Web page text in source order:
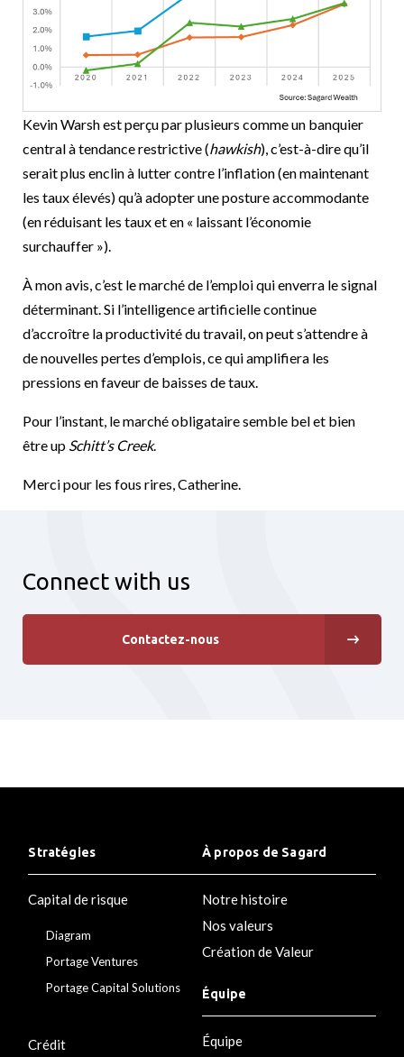
Kevin Warsh est perçu par plusieurs comme un banquier
central à tendance restrictive (hawkish), c’est-à-dire qu’il
serait plus enclin à lutter contre l’inflation (en maintenant
les taux élevés) qu’à adopter une posture accommodante
(en réduisant les taux et en « laissant l’économie
surchauffer »).
À mon avis, c’est le marché de l’emploi qui enverra le signal
déterminant. Si l’intelligence artificielle continue
d’accroître la productivité du travail, on peut s’attendre à
de nouvelles pertes d’emplois, ce qui amplifiera les
pressions en faveur de baisses de taux.
Pour l’instant, le marché obligataire semble bel et bien
être up Schitt’s Creek.
Merci pour les fous rires, Catherine.
Connect with us
Contactez-nous
Stratégies
Capital de risque
Diagram
Portage Ventures
Portage Capital Solutions
Crédit
À propos de Sagard
Notre histoire
Nos valeurs
Création de Valeur
Équipe
Équipe